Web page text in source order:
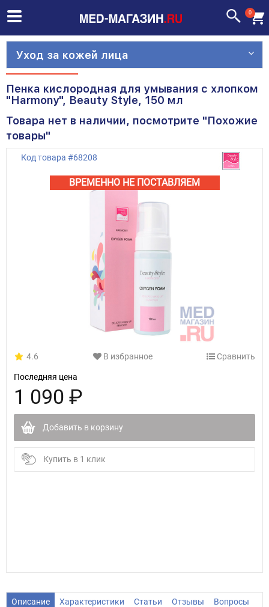
0
Уход за кожей лица
Пенка кислородная для умывания с хлопком
"Harmony", Beauty Style, 150 мл
Товара нет в наличии, посмотрите "Похожие
товары"
Код товара #68208
ВРЕМЕННО НЕ ПОСТАВЛЯЕМ
4.6 В избранное Сравнить
Последняя цена
1 090 ₽
Добавить в корзину
Купить в 1 клик
Описание Характеристики Статьи Отзывы Вопросы